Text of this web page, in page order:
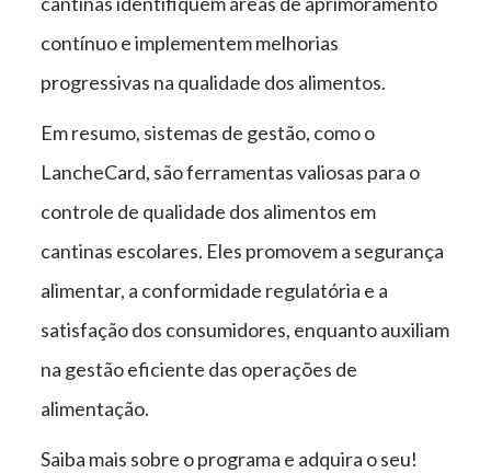
contínuo e implementem melhorias
progressivas na qualidade dos alimentos.
Em resumo, sistemas de gestão, como o
LancheCard, são ferramentas valiosas para o
controle de qualidade dos alimentos em
cantinas escolares. Eles promovem a segurança
alimentar, a conformidade regulatória e a
satisfação dos consumidores, enquanto auxiliam
na gestão eficiente das operações de
alimentação.
Saiba mais sobre o programa e adquira o seu!